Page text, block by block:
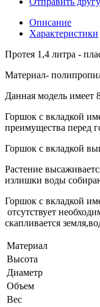
Описание
Характеристики
Протея 1,4 литра -
Материал-
Данная модель имеет
Горшок с вкладкой
преимущества перед
Горшок с вкладкой
Растение
излишки воды
Горшок с вкладкой
отсутствует
скапливается
Материал
Высота
Диаметр
Объем
Вес